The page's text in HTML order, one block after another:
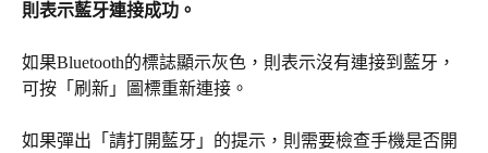
則表示藍牙連接成功。
如果Bluetooth的標誌顯示灰色，則表示沒有連接到藍牙，
可按「刷新」圖標重新連接。
如果彈出「請打開藍牙」的提示，則需要檢查手機是否開